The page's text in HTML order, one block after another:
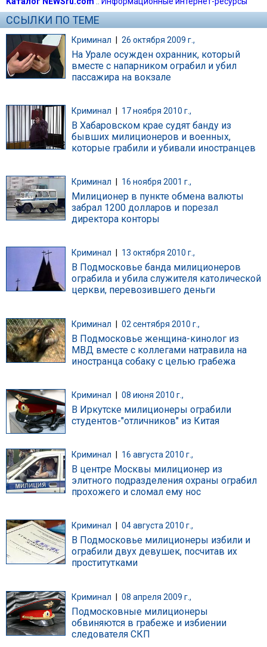
ССЫЛКИ ПО ТЕМЕ
Криминал | 26 октября 2009 г.,
На Урале осужден охранник, который
вместе с напарником ограбил и убил
пассажира на вокзале
Криминал 17 ноября 2010 г.,
В Хабаровском крае судят банду из
бывших милиционеров и военных,
которые грабили и убивали иностранцев
Криминал 16 ноября 2001 г.,
Милиционер в пункте обмена валюты
забрал 1200 долларов и порезал
директора конторы
Криминал 13 октября 2010 г.,
В Подмосковье банда милиционеров
ограбила и убила служителя католической
церкви, перевозившего деньги
Криминал | 02 сентября 2010 г.,
В Подмосковье женщина-кинолог из
МВД вместе с коллегами натравила на
иностранца собаку с целью грабежа
Криминал 08 июня 2010 г.,
В Иркутске милиционеры ограбили
студентов-"отличников" из Китая
Криминал 16 августа 2010 г.,
В центре Москвы милиционер из
элитного подразделения охраны ограбил
прохожего и сломал ему нос
Криминал 04 августа 2010 г.,
В Подмосковье милиционеры избили и
ограбили двух девушек, посчитав их
проститутками
Криминал 08 апреля 2009 г.,
Подмосковные милиционеры
обвиняются в грабеже и избиении
следователя СКП